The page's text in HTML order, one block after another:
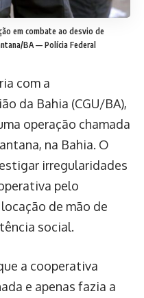
em combate ao desvio de
BA — Polícia Federal
com a
da Bahia (CGU/BA),
operação chamada
na Bahia. O
irregularidades
pelo
de mão de
social.
a cooperativa
e apenas fazia a